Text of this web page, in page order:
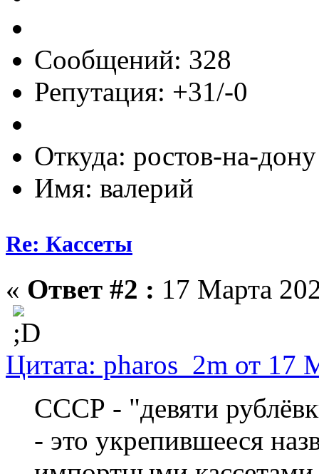
Сообщений: 328
Репутация: +31/-0
Откуда: ростов-на-дону
Имя: валерий
Re: Кассеты
« Ответ #2 : 17 Марта
Цитата: pharos_2m от 17
СССР - "девяти
- это укрепившееся